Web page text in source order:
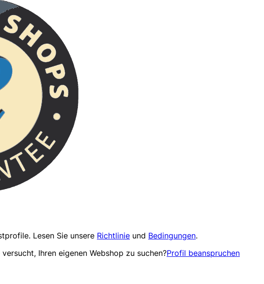
. Lesen Sie unsere Richtlinie und Bedingungen.
Ihren eigenen Webshop zu suchen?Profil beanspruchen